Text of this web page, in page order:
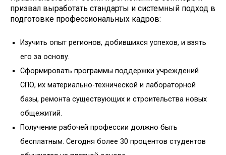
призвал выработать стандарты и системный подход в
подготовке профессиональных кадров:
Изучить опыт регионов, добившихся успехов, и взять
его за основу.
Сформировать программы поддержки учреждений
СПО, их материально-технической и лабораторной
базы, ремонта существующих и строительства новых
общежитий.
Получение рабочей профессии должно быть
бесплатным. Сегодня более 30 процентов студентов